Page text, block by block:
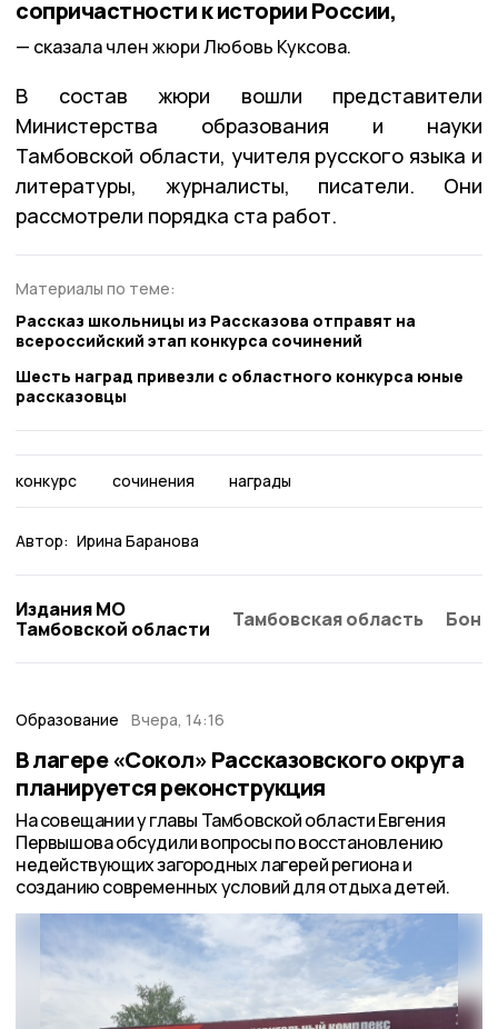
сопричастности к истории России,
сказала член жюри Любовь Куксова.
В состав жюри вошли представители
Министерства образования и науки
Тамбовской области, учителя русского языка и
литературы, журналисты, писатели. Они
рассмотрели порядка ста работ.
Материалы по теме:
Рассказ школьницы из Рассказова отправят на
всероссийский этап конкурса сочинений
Шесть наград привезли с областного конкурса юные
рассказовцы
конкурс сочинения награды
Автор: Ирина Баранова
Издания МО
Тамбовской области
Тамбовская область
Образование Вчера, 14:16
В лагере «Сокол» Рассказовского округа
планируется реконструкция
На совещании у главы Тамбовской области Евгения
Первышова обсудили вопросы по восстановлению
недействующих загородных лагерей региона и
созданию современных условий для отдыха детей.